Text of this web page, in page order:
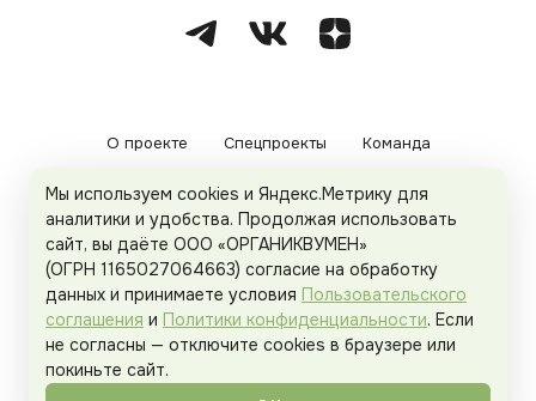
О проекте Спецпроекты Команда
Рекламодателям Политика конфиденциальности
Пользовательское соглашение
Organicwoman.ru . Все права защищены.
Мы используем cookies и Яндекс.Метрику для
аналитики и удобства. Продолжая использовать
сайт, вы даёте ООО «ОРГАНИКВУМЕН»
(ОГРН 1165027064663) согласие на обработку
данных и принимаете условия Пользовательского
соглашения и Политики конфиденциальности. Если
не согласны — отключите cookies в браузере или
покиньте сайт.